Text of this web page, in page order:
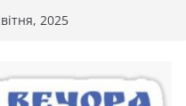
2025